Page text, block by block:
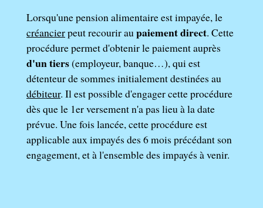
Lorsqu'une pension alimentaire est impayée, le
créancierpeut recourir aupaiement direct. Cette
procédure permet d'obtenir le paiement auprès
d'un tiers(employeur, banque…), qui est
détenteur de sommes initialement destinées au
débiteur. Il est possible d'engager cette procédure
dès que le 1erversement n'a pas lieu à la date
prévue. Une fois lancée, cette procédure est
applicable aux impayés des 6 mois précédant son
engagement, et à l'ensemble des impayés à venir.